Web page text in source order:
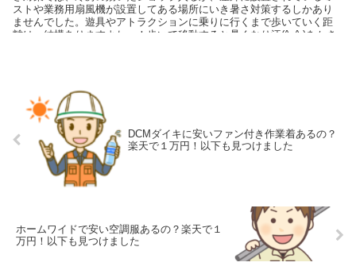
ストや業務用扇風機が設置してある場所にいき暑さ対策するしかあり
ませんでした。遊具やアトラクションに乗りに行くまで歩いていく距
離は、結構ありますよね～！歩いて移動すると暑くなり汗(^_^;)をかき
事がありますよね〜そこで私がおすすめしたいのは、首掛けタイプの
扇風機です。
DCMダイキに安いファン付き作業着あるの？
楽天で１万円！以下も見つけました
ホームワイドで安い空調服あるの？楽天で１
万円！以下も見つけました